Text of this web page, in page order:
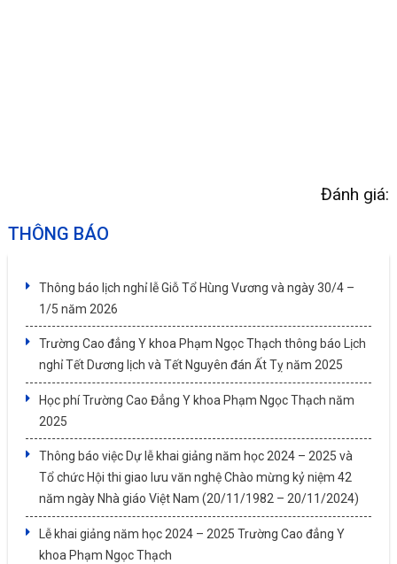
Đánh giá:
THÔNG BÁO
Thông báo lịch nghỉ lễ Giỗ Tổ Hùng Vương và ngày 30/4 –
1/5 năm 2026
Trường Cao đẳng Y khoa Phạm Ngọc Thạch thông báo Lịch
nghỉ Tết Dương lịch và Tết Nguyên đán Ất Tỵ năm 2025
Học phí Trường Cao Đẳng Y khoa Phạm Ngọc Thạch năm
2025
Thông báo việc Dự lễ khai giảng năm học 2024 – 2025 và
Tổ chức Hội thi giao lưu văn nghệ Chào mừng kỷ niệm 42
năm ngày Nhà giáo Việt Nam (20/11/1982 – 20/11/2024)
Lễ khai giảng năm học 2024 – 2025 Trường Cao đẳng Y
khoa Phạm Ngọc Thạch